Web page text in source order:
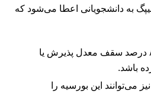
به دانشجویانی اعطا می‌شود که
دانشجو باید حداقل ۸۰ درصد سقف معدل پذیرش یا
باشد.
می‌توانند این بورسیه را